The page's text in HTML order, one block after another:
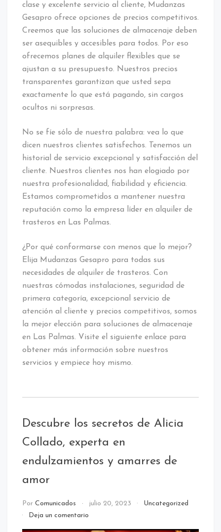
clase y excelente servicio al cliente, Mudanzas
Gesapro ofrece opciones de precios competitivos.
Creemos que las soluciones de almacenaje deben
ser asequibles y accesibles para todos. Por eso
ofrecemos planes de alquiler flexibles que se
ajustan a su presupuesto. Nuestros precios
transparentes garantizan que usted sepa
exactamente lo que está pagando, sin cargos
ocultos ni sorpresas.
No se fíe sólo de nuestra palabra: vea lo que
dicen nuestros clientes satisfechos. Tenemos un
historial de servicio excepcional y satisfacción del
cliente. Nuestros clientes nos han elogiado por
nuestra profesionalidad, fiabilidad y eficiencia.
Estamos comprometidos a mantener nuestra
reputación como la empresa líder en alquiler de
trasteros en Las Palmas.
¿Por qué conformarse con menos que lo mejor?
Elija Mudanzas Gesapro para todas sus
necesidades de alquiler de trasteros. Con
nuestras cómodas instalaciones, seguridad de
primera categoría, excepcional servicio de
atención al cliente y precios competitivos, somos
la mejor elección para soluciones de almacenaje
en Las Palmas. Visite el siguiente enlace para
obtener más información sobre nuestros
servicios y empiece hoy mismo.
Descubre los secretos de Alicia
Collado, experta en
endulzamientos y amarres de
amor
Por Comunicados julio 20, 2023
Uncategorized
Deja un comentarioen